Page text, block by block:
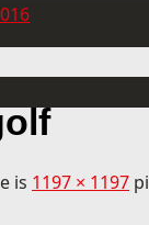
is 1197 × 1197